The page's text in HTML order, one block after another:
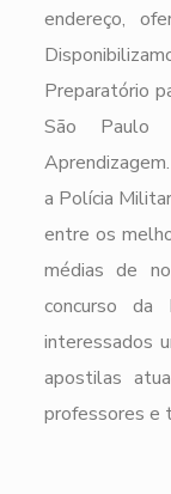
endereço,
Preparatório
São Paulo
a Polícia
entre os
médias de
concurso
interessados
apostilas
professores e